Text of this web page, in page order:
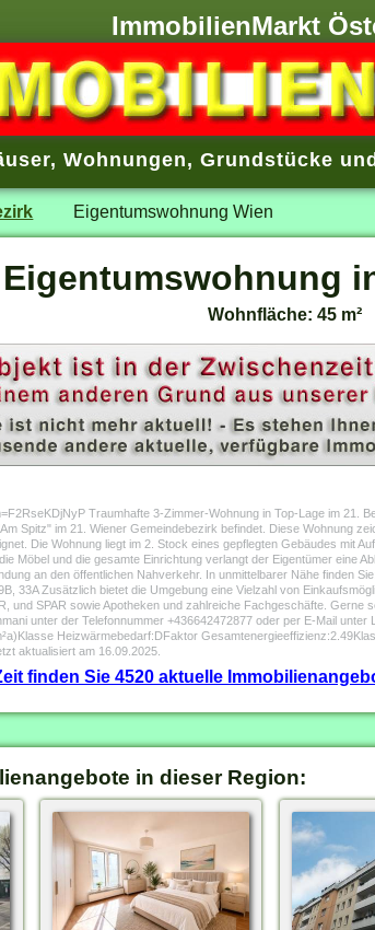
ImmobilienMarkt
, Wohnungen, Grundstücke und
Eigentumswohnung Wien
Eigentumswohnung
Wohnfläche: 45 m²
Traumhafte 3-Zimmer-Wohnung in Top-Lage im 21.
Spitz" im 21. Wiener Gemeindebezirk befindet. Diese Wohnung
Die Wohnung liegt im 2. Stock eines gepflegten Gebäudes mit
Möbel und die gesamte Einrichtung verlangt der Eigentümer eine
an den öffentlichen Nahverkehr. In unmittelbarer Nähe finden
33A Zusätzlich bietet die Umgebung eine Vielzahl von
und SPAR sowie Apotheken und zahlreiche Fachgeschäfte.
unter der Telefonnummer +436642472877 oder per E-Mail
Heizwärmebedarf:DFaktor
aktualisiert am 16.09.2025.
finden Sie 4520 aktuelle
in dieser Region: